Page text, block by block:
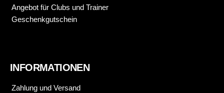
Angebot für Clubs und Trainer
Geschenkgutschein
INFORMATIONEN
Zahlung und Versand